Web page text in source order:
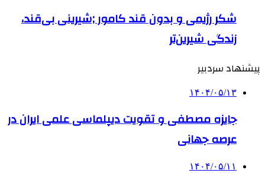
شکر رژیمی و بدون قند کامور ;شیرینی بی‌قند،
زندگی شیرین‌تر
پیشنهاد سردبیر
۱۴۰۴/۰۵/۱۳
جایزه مصطفی و تقویت دیپلماسی علمی ایران در
عرصه جهانی
۱۴۰۴/۰۵/۱۱